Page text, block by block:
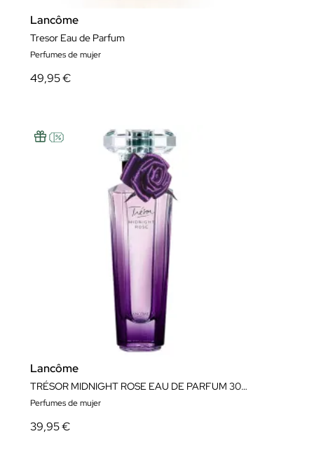
Lancôme
Tresor Eau de Parfum
Perfumes de mujer
49,95 €
Lancôme
TRÉSOR MIDNIGHT ROSE EAU DE PARFUM 30ML
Perfumes de mujer
39,95 €